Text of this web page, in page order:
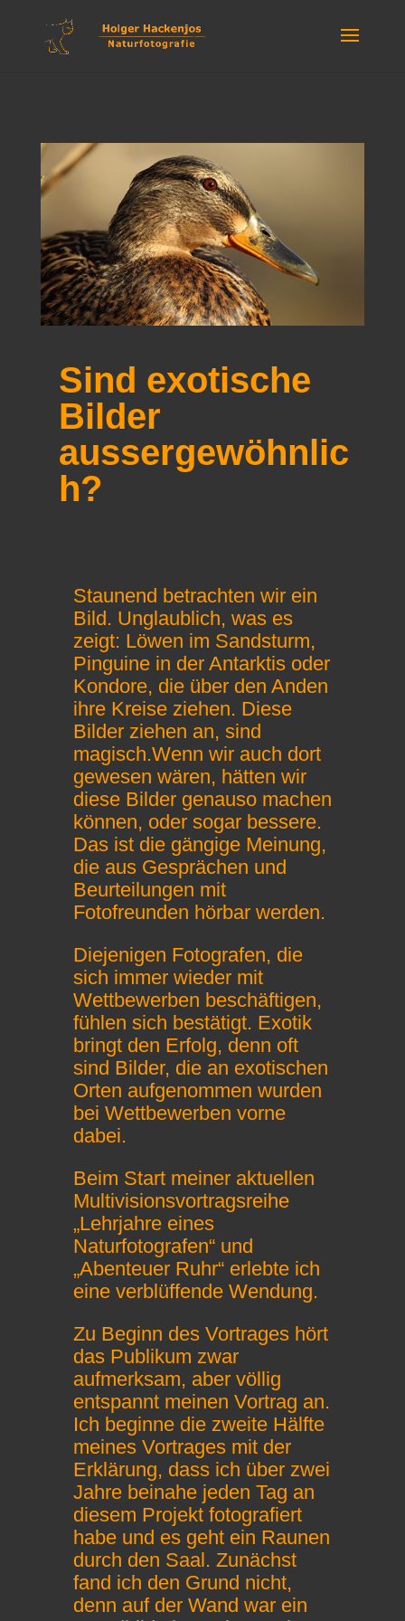
Sind exotische
Bilder
aussergewöhnlic
h?
Staunend betrachten wir ein
Bild. Unglaublich, was es
zeigt: Löwen im Sandsturm,
Pinguine in der Antarktis oder
Kondore, die über den Anden
ihre Kreise ziehen. Diese
Bilder ziehen an, sind
magisch.Wenn wir auch dort
gewesen wären, hätten wir
diese Bilder genauso machen
können, oder sogar bessere.
Das ist die gängige Meinung,
die aus Gesprächen und
Beurteilungen mit
Fotofreunden hörbar werden.
Diejenigen Fotografen, die
sich immer wieder mit
Wettbewerben beschäftigen,
fühlen sich bestätigt. Exotik
bringt den Erfolg, denn oft
sind Bilder, die an exotischen
Orten aufgenommen wurden
bei Wettbewerben vorne
dabei.
Beim Start meiner aktuellen
Multivisionsvortragsreihe
„Lehrjahre eines
Naturfotografen“ und
„Abenteuer Ruhr“ erlebte ich
eine verblüffende Wendung.
Zu Beginn des Vortrages hört
das Publikum zwar
aufmerksam, aber völlig
entspannt meinen Vortrag an.
Ich beginne die zweite Hälfte
meines Vortrages mit der
Erklärung, dass ich über zwei
Jahre beinahe jeden Tag an
diesem Projekt fotografiert
habe und es geht ein Raunen
durch den Saal. Zunächst
fand ich den Grund nicht,
denn auf der Wand war ein